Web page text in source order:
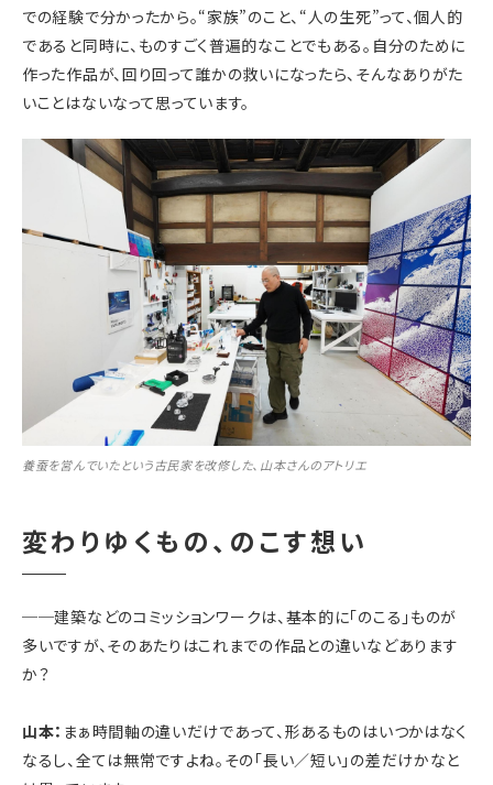
での経験で分かったから。“家族”のこと、“人の生死”って、個人的
であると同時に、ものすごく普遍的なことでもある。自分のために
作った作品が、回り回って誰かの救いになったら、そんなありがた
いことはないなって思っています。
養蚕を営んでいたという古民家を改修した、山本さんのアトリエ
変わりゆくもの、のこす想い
──建築などのコミッションワークは、基本的に「のこる」ものが
多いですが、そのあたりはこれまでの作品との違いなどあります
か？
山本： まぁ時間軸の違いだけであって、形あるものはいつかはなく
なるし、全ては無常ですよね。その「長い／短い」の差だけかなと